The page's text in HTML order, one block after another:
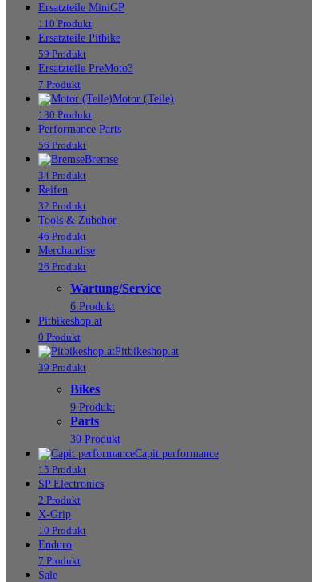
Ersatzteile MiniGP
110 Produkt
Ersatzteile Pitbike
59 Produkt
Ersatzteile PreMoto3
7 Produkt
Motor (Teile)
130 Produkt
Performance Parts
56 Produkt
Bremse
34 Produkt
Reifen
32 Produkt
Tools & Zubehör
46 Produkt
Merchandise
26 Produkt
Wartung/Service
6 Produkt
Pitbikeshop.at
0 Produkt
Pitbikeshop.at
39 Produkt
Bikes
9 Produkt
Parts
30 Produkt
Capit performance
15 Produkt
SP Electronics
2 Produkt
X-Grip
10 Produkt
Enduro
7 Produkt
Sale